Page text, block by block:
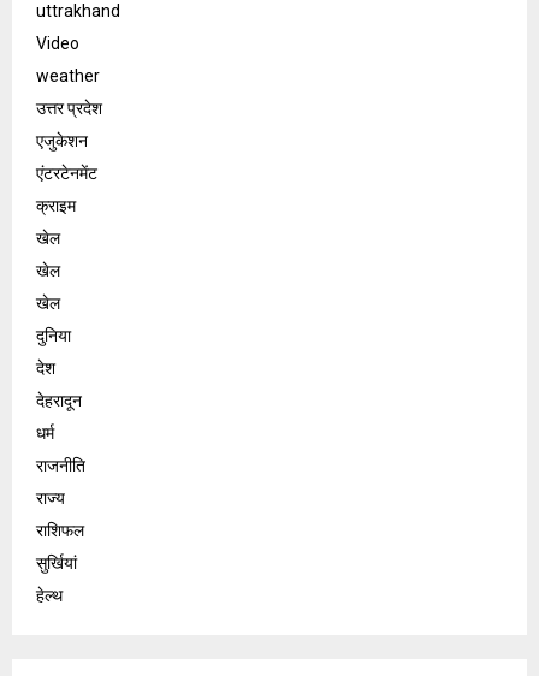
uttrakhand
Video
weather
उत्तर प्रदेश
एजुकेशन
एंटरटेनमेंट
क्राइम
खेल
खेल
खेल
दुनिया
देश
देहरादून
धर्म
राजनीति
राज्य
राशिफल
सुर्खियां
हेल्थ